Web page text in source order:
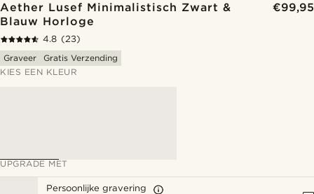
Aether Lusef Minimalistisch Zwart &
Blauw Horloge
€99,95
4.8 (23)
Graveer
Gratis Verzending
KIES EEN KLEUR
UPGRADE MET
Persoonlijke gravering